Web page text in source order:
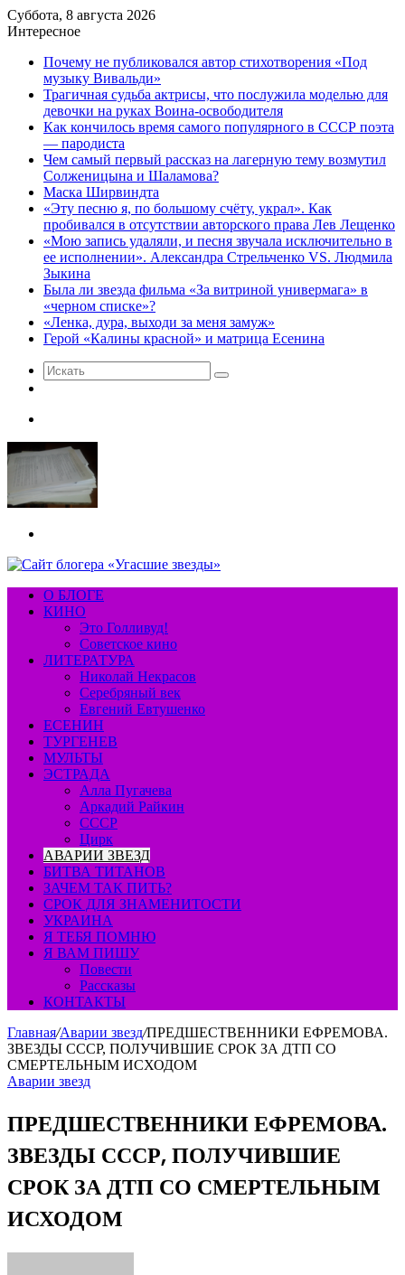
Суббота, 8 августа 2026
Интересное
Почему не публиковался автор стихотворения «Под
музыку Вивальди»
Трагичная судьба актрисы, что послужила моделью для
девочки на руках Воина-освободителя
Как кончилось время самого популярного в СССР поэта
— пародиста
Чем самый первый рассказ на лагерную тему возмутил
Солженицына и Шаламова?
Маска Ширвиндта
«Эту песню я, по большому счёту, украл». Как
пробивался в отсутствии авторского права Лев Лещенко
«Мою запись удаляли, и песня звучала исключительно в
ее исполнении». Александра Стрельченко VS. Людмила
Зыкина
Была ли звезда фильма «За витриной универмага» в
«черном списке»?
«Ленка, дура, выходи за меня замуж»
Герой «Калины красной» и матрица Есенина
Искать
О БЛОГЕ
КИНО
Это Голливуд!
Советское кино
ЛИТЕРАТУРА
Николай Некрасов
Серебряный век
Евгений Евтушенко
ЕСЕНИН
ТУРГЕНЕВ
МУЛЬТЫ
ЭСТРАДА
Алла Пугачева
Аркадий Райкин
СССР
Цирк
АВАРИИ ЗВЕЗД
БИТВА ТИТАНОВ
ЗАЧЕМ ТАК ПИТЬ?
СРОК ДЛЯ ЗНАМЕНИТОСТИ
УКРАИНА
Я ТЕБЯ ПОМНЮ
Я ВАМ ПИШУ
Повести
Рассказы
КОНТАКТЫ
Главная/Аварии звезд/ПРЕДШЕСТВЕННИКИ ЕФРЕМОВА.
ЗВЕЗДЫ СССР, ПОЛУЧИВШИЕ СРОК ЗА ДТП СО
СМЕРТЕЛЬНЫМ ИСХОДОМ
Аварии звезд
ПРЕДШЕСТВЕННИКИ ЕФРЕМОВА.
ЗВЕЗДЫ СССР, ПОЛУЧИВШИЕ
СРОК ЗА ДТП СО СМЕРТЕЛЬНЫМ
ИСХОДОМ